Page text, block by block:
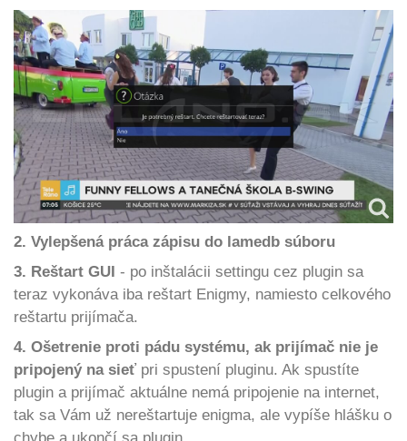
2. Vylepšená práca zápisu do lamedb súboru
3. Reštart GUI - po inštalácii settingu cez plugin sa
teraz vykonáva iba reštart Enigmy, namiesto celkového
reštartu prijímača.
4. Ošetrenie proti pádu systému, ak prijímač nie je
pripojený na sieť pri spustení pluginu. Ak spustíte
plugin a prijímač aktuálne nemá pripojenie na internet,
tak sa Vám už nereštartuje enigma, ale vypíše hlášku o